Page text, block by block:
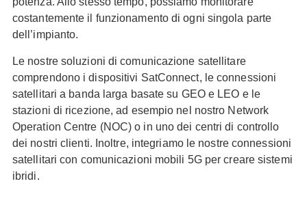
costantemente il funzionamento di ogni singola parte
dell’impianto.
Le nostre soluzioni di comunicazione satellitare
comprendono i dispositivi SatConnect, le connessioni
satellitari a banda larga basate su GEO e LEO e le
stazioni di ricezione, ad esempio nel nostro Network
Operation Centre (NOC) o in uno dei centri di controllo
dei nostri clienti. Inoltre, integriamo le nostre connessioni
satellitari con comunicazioni mobili 5G per creare sistemi
ibridi.